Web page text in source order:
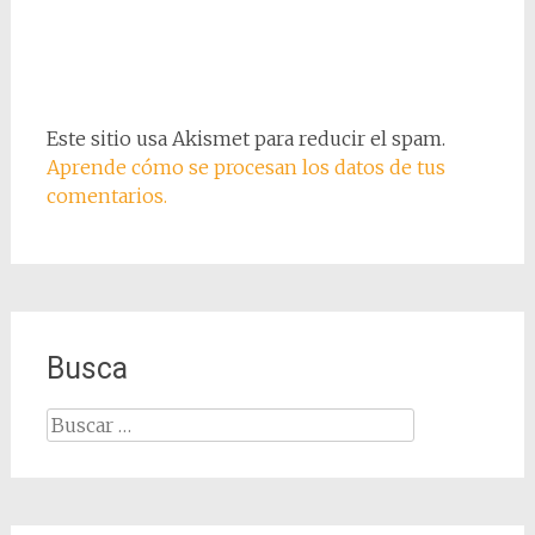
Este sitio usa Akismet para reducir el spam.
Aprende cómo se procesan los datos de tus
comentarios.
Busca
Buscar: